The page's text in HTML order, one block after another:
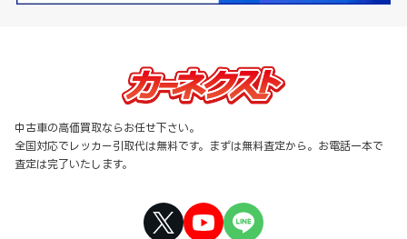
中古車の高価買取ならお任せ下さい。
全国対応でレッカー引取代は無料です。まずは無料査定から。お電話一本で
査定は完了いたします。